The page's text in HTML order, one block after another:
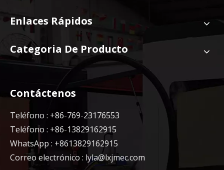
Enlaces Rápidos
Categoria De Producto
Contáctenos
Teléfono : +86-769-23176553
Teléfono : +86-13829162915
WhatsApp : +8613829162915
Correo electrónico : lyla@lxjmec.com